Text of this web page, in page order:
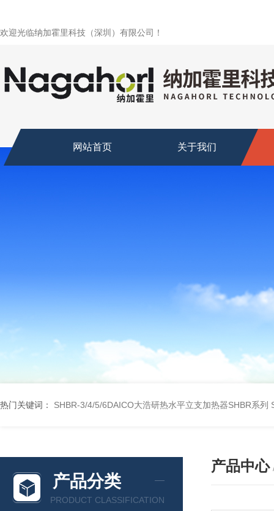
欢迎光临纳加霍里科技（深圳）有限公司！
网站首页 关于我们
热门关键词： SHBR-3/4/5/6DAICO大浩研热水平立支加热器SHBR系列
产品分类
PRODUCT CLASSIFICATION
产品中心